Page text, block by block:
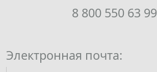
8 800 550 63 99
Электронная почта: